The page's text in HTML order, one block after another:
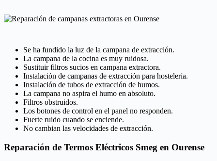
Se ha fundido la luz de la campana de extracción.
La campana de la cocina es muy ruidosa.
Sustituir filtros sucios en campana extractora.
Instalación de campanas de extracción para hostelería.
Instalación de tubos de extracción de humos.
La campana no aspira el humo en absoluto.
Filtros obstruidos.
Los botones de control en el panel no responden.
Fuerte ruido cuando se enciende.
No cambian las velocidades de extracción.
Reparación de Termos Eléctricos Smeg en Ourense